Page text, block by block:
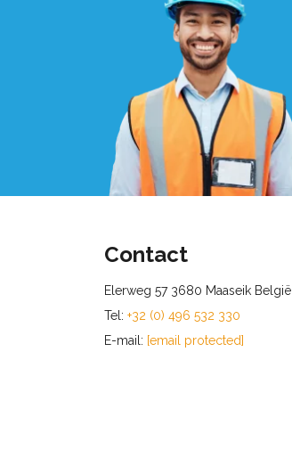
Contact
Elerweg 57 3680 Maaseik België
Tel: +32 (0) 496 532 330
E-mail: [email protected]